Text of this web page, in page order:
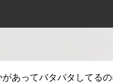
あってバタバタしてる